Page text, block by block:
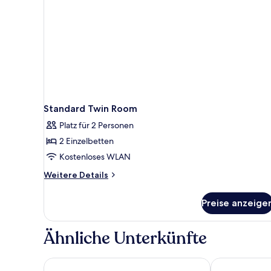
Standard Twin Room
Platz für 2 Personen
2 Einzelbetten
Kostenloses WLAN
Weitere Details
Weitere
Twin
Room
Preise
Ähnliche Unterkünfte
Premier Inn Nürnberg City OpernhausLiving Hotel